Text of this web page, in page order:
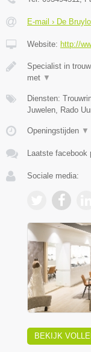
E-mail › De
Website: http://
Specialist in
met ▼
Diensten:
Juwelen, Rado
Openingstijden ▼
Laatste facebook
Sociale media:
BEKIJK